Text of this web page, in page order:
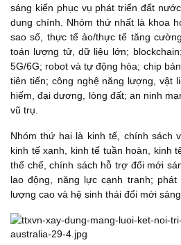
sáng kiến phục vụ phát triển đất
dung chính. Nhóm thứ nhất là khoa
sao số, thực tế ảo/thực tế tăng
toán lượng tử, dữ liệu lớn;
5G/6G; robot và tự động hóa; chip
tiên tiến; công nghệ năng lượng, vật
hiếm, đại dương, lòng đất; an ninh
vũ trụ.
Nhóm thứ hai là kinh tế, chính sách
kinh tế xanh, kinh tế tuần hoàn, kinh
thể chế, chính sách hỗ trợ đổi mới
lao động, năng lực cạnh tranh;
lượng cao và hệ sinh thái đổi mới sáng